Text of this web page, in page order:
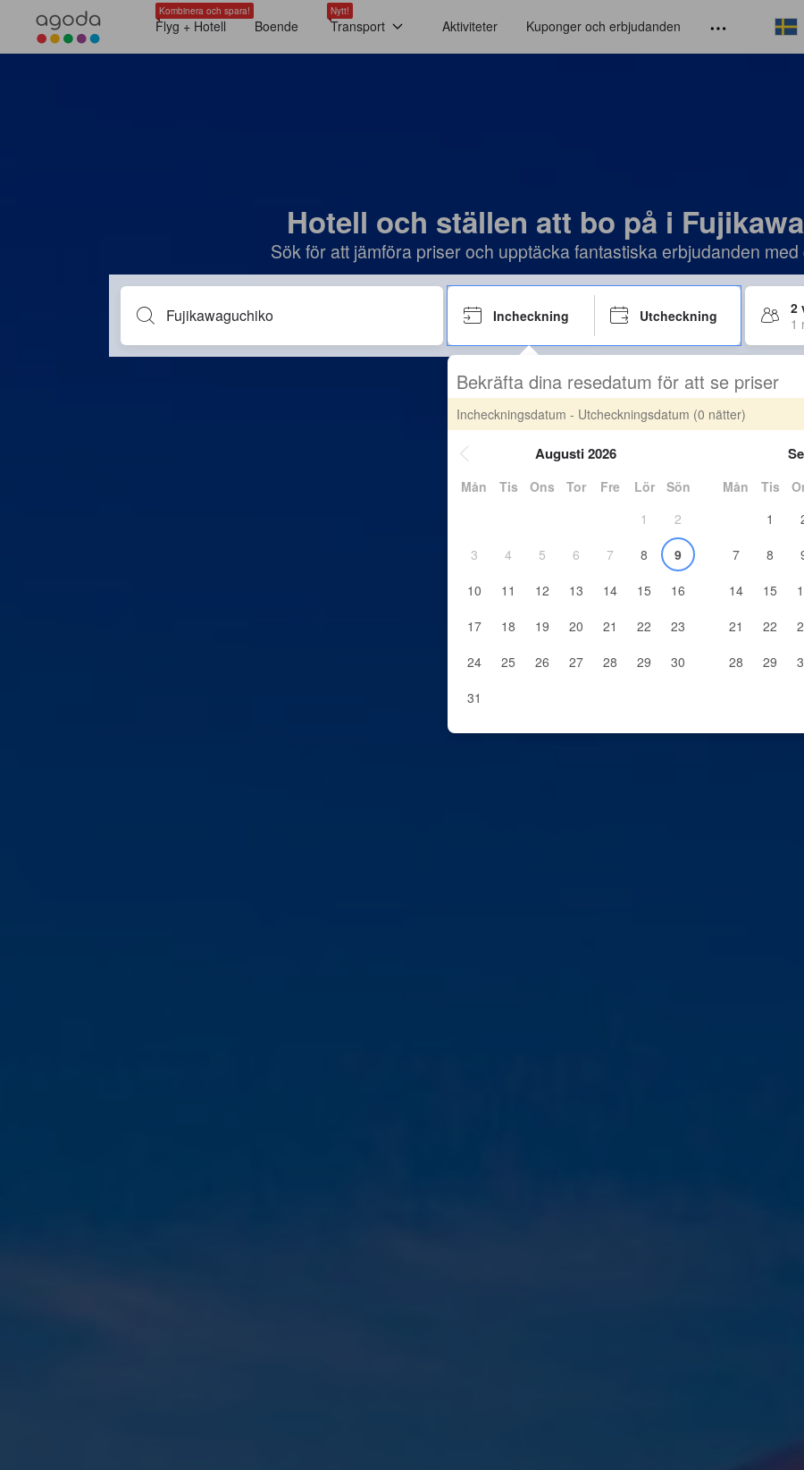
Kombinera och spara!
Flyg + Hotell Boende
Nytt!
Transport Aktiviteter Kuponger och erbjudanden
Hotell och ställen att bo på i
Sök för att jämföra priser och upptäcka fantastiska erbjudanden
Incheckning Utcheckning
2
1
Bekräfta dina resedatum för att se priser
Incheckningsdatum - Utcheckningsdatum (0 nätter)
Augusti 2026
Mån Tis Ons Tor Fre Lör
Sön
1
2
3
4 5 6 7 8
9
10
11 12 13 14 15
16
17
18 19 20 21 22
23
24
25 26 27 28 29
30
31
Mån Tis
1
7
8
14
15
21
22
28
29